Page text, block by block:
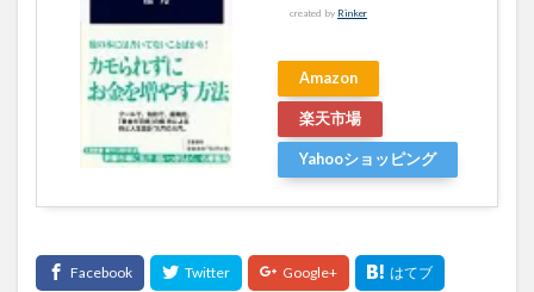
created by Rinker
Amazon
楽天市場
Yahooショッピング